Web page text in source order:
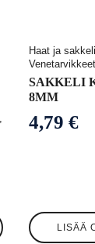
Haat ja
Venetarvikkeet
SAKKELI
8MM
4,79€
LISÄÄ